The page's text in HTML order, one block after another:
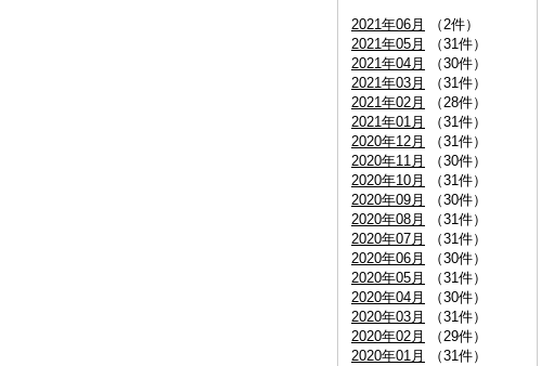
2021年06月
（2件）
2021年05月
（31件）
2021年04月
（30件）
2021年03月
（31件）
2021年02月
（28件）
2021年01月
（31件）
2020年12月
（31件）
2020年11月
（30件）
2020年10月
（31件）
2020年09月
（30件）
2020年08月
（31件）
2020年07月
（31件）
2020年06月
（30件）
2020年05月
（31件）
2020年04月
（30件）
2020年03月
（31件）
2020年02月
（29件）
2020年01月
（31件）